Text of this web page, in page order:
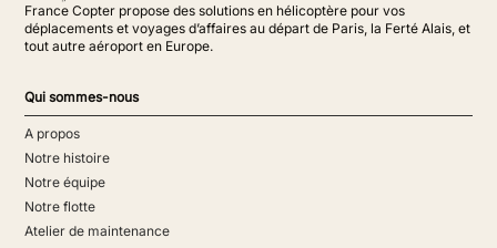
France Copter propose des solutions en hélicoptère pour vos
déplacements et voyages d’affaires au départ de Paris, la Ferté Alais, et
tout autre aéroport en Europe.
Qui sommes-nous
A propos
Notre histoire
Notre équipe
Notre flotte
Atelier de maintenance